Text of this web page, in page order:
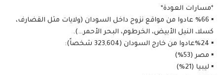
*مسارات العودة*
▪︎ %66 عادوا من مواقع نزوح داخل السودان (ولايات مثل القضارف،
كسلا، النيل الأبيض، الخرطوم، البحر الأحمر…).
▪︎ %24عادوا من خارج السودان (323,604 شخصاً):
▪︎ مصر (53%)
▪︎ ليبيا (21%)